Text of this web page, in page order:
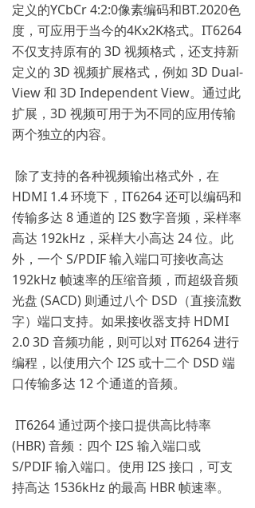
定义的YCbCr 4:2:0像素编码和BT.2020色
度，可应用于当今的4Kx2K格式。IT6264
不仅支持原有的 3D 视频格式，还支持新
定义的 3D 视频扩展格式，例如 3D Dual-
View 和 3D Independent View。通过此
扩展，3D 视频可用于为不同的应用传输
两个独立的内容。
除了支持的各种视频输出格式外，在
HDMI 1.4 环境下，IT6264 还可以编码和
传输多达 8 通道的 I2S 数字音频，采样率
高达 192kHz，采样大小高达 24 位。此
外，一个 S/PDIF 输入端口可接收高达
192kHz 帧速率的压缩音频，而超级音频
光盘 (SACD) 则通过八个 DSD（直接流数
字）端口支持。如果接收器支持 HDMI
2.0 3D 音频功能，则可以对 IT6264 进行
编程，以使用六个 I2S 或十二个 DSD 端
口传输多达 12 个通道的音频。
IT6264 通过两个接口提供高比特率
(HBR) 音频：四个 I2S 输入端口或
S/PDIF 输入端口。使用 I2S 接口，可支
持高达 1536kHz 的最高 HBR 帧速率。